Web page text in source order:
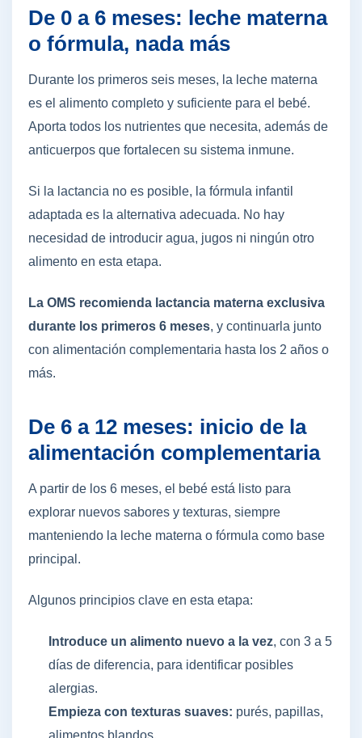
De 0 a 6 meses: leche materna
o fórmula, nada más
Durante los primeros seis meses, la leche materna
es el alimento completo y suficiente para el bebé.
Aporta todos los nutrientes que necesita, además de
anticuerpos que fortalecen su sistema inmune.
Si la lactancia no es posible, la fórmula infantil
adaptada es la alternativa adecuada. No hay
necesidad de introducir agua, jugos ni ningún otro
alimento en esta etapa.
La OMS recomienda lactancia materna exclusiva
durante los primeros 6 meses, y continuarla junto
con alimentación complementaria hasta los 2 años o
más.
De 6 a 12 meses: inicio de la
alimentación complementaria
A partir de los 6 meses, el bebé está listo para
explorar nuevos sabores y texturas, siempre
manteniendo la leche materna o fórmula como base
principal.
Algunos principios clave en esta etapa:
Introduce un alimento nuevo a la vez, con 3 a 5
días de diferencia, para identificar posibles
alergias.
Empieza con texturas suaves: purés, papillas,
alimentos blandos.